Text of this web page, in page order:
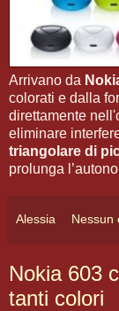
Arrivano da
colorati e dalla
direttamente
eliminare
triangolare di
prolunga
Alessia Nessun
Nokia 603
tanti colori